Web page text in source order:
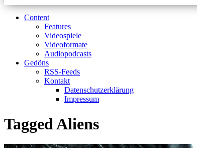
Content
Features
Videospiele
Videoformate
Audiopodcasts
Gedöns
RSS-Feeds
Kontakt
Datenschutzerklärung
Impressum
TaggedAliens